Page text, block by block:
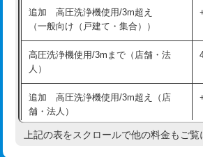
廃棄・処分
※給水管工事は20mmまでの価格です。
給水管工事※（支持金具設置)
給水管工事※（保温材使用（バンド止
め込み）)
給水管工事※（土の掘削・埋め戻し作
業)
給水管工事※（塩ビ管（VP・HI）使
用/3ｍまで)
追加 高圧洗浄機使用/3m超え
（一般向け（戸建て・集合））
高圧洗浄機使用/3mまで（店舗・法
人）
追加 高圧洗浄機使用/3m超え（店
舗・法人）
高度高圧洗浄換
上記の表をスクロールで他の料金もご覧